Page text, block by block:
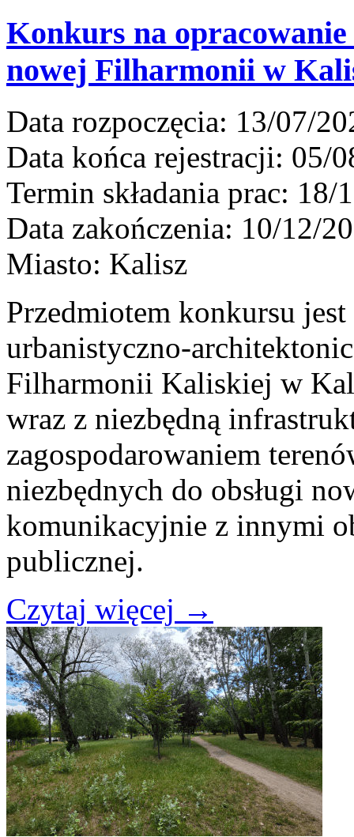
Konkurs na
nowej Filharmonii w
Data rozpoczęcia: 13/07/
Data końca rejestracji: 05/
Termin składania prac: 18/
Data zakończenia: 10/12/
Miasto: Kalisz
Przedmiotem konkursu
urbanistyczno-
Filharmonii Kaliskiej w
wraz z niezbędną
zagospodarowaniem
niezbędnych do obsługi
komunikacyjnie z innymi
publicznej.
Czytaj więcej →